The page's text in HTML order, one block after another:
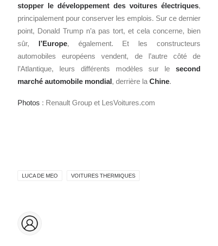
stopper le développement des voitures électriques,
principalement pour conserver les emplois. Sur ce dernier
point, Donald Trump n’a pas tort, et cela concerne, bien
sûr, l’Europe, également. Et les constructeurs
automobiles européens vendent, de l’autre côté de
l’Atlantique, leurs différents modèles sur le second
marché automobile mondial, derrière la Chine.
Photos : Renault Group et LesVoitures.com
LUCA DE MEO VOITURES THERMIQUES